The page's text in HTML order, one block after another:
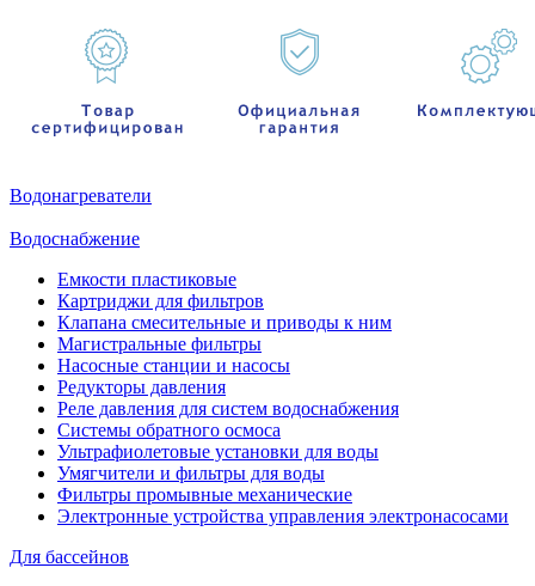
Водонагреватели
Водоснабжение
Емкости пластиковые
Картриджи для фильтров
Клапана смесительные и приводы к ним
Магистральные фильтры
Насосные станции и насосы
Редукторы давления
Реле давления для систем водоснабжения
Системы обратного осмоса
Ультрафиолетовые установки для воды
Умягчители и фильтры для воды
Фильтры промывные механические
Электронные устройства управления электронасосами
Для бассейнов